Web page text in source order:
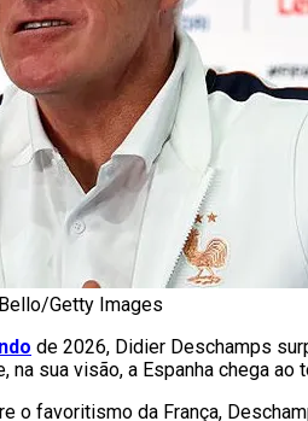
Getty Images
de 2026, Didier Deschamps
sua visão, a Espanha chega
o favoritismo da França,